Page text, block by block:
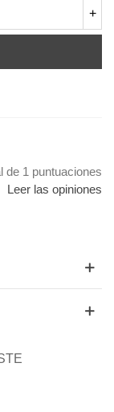
+
de 1 puntuaciones
Leer las opiniones